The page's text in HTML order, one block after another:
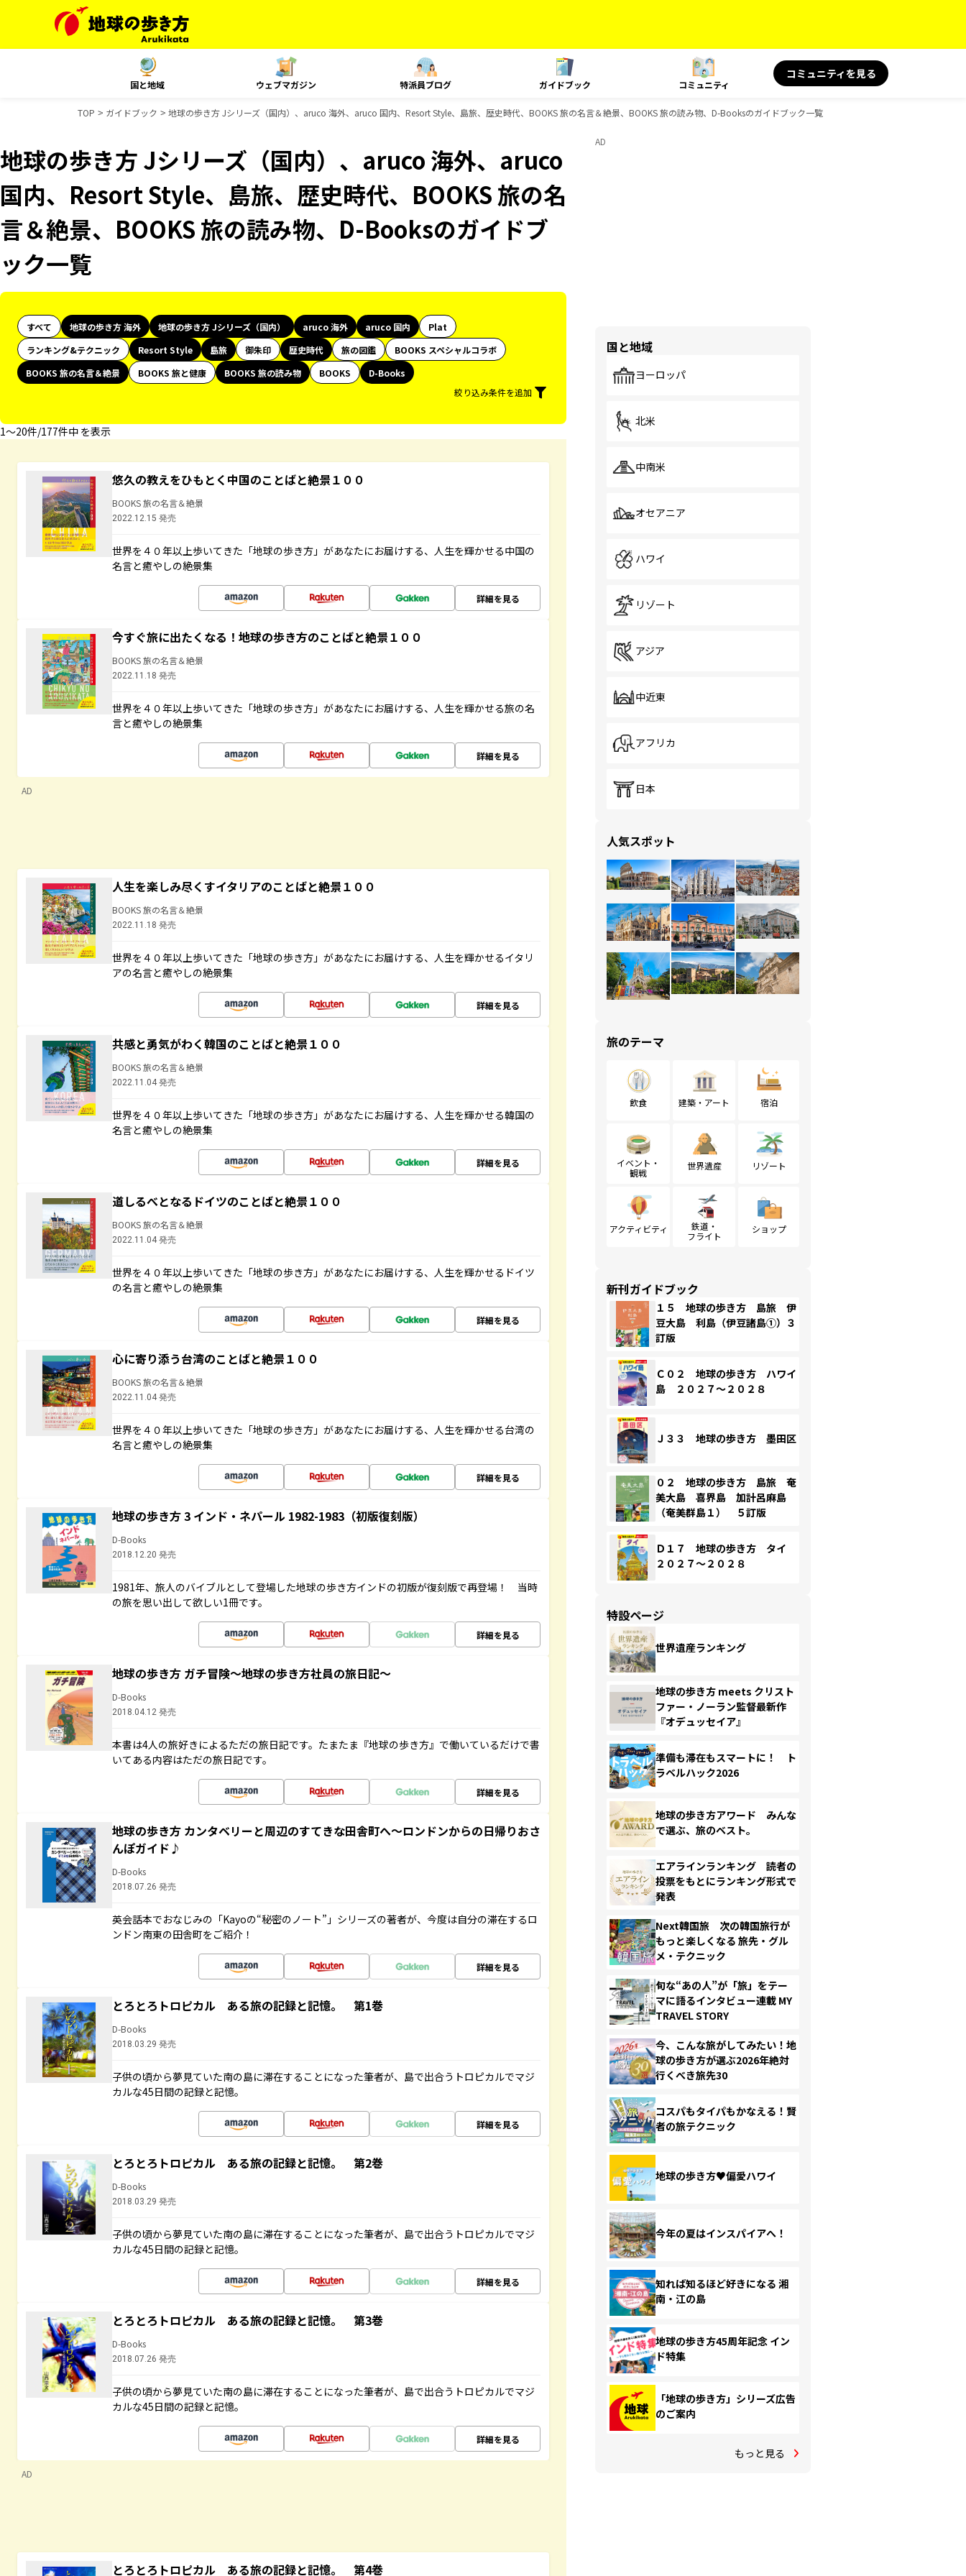
国と地域 ウェブマガジン 特派員ブログ ガイドブック コミュニティ
コミュニティを見る
TOP ガイドブック 地球の歩き方 Jシリーズ（国内）、aruco 海外、aruco 国内、Resort Style、島旅、歴史時代、BOOKS 旅の名言＆絶景、BOOKS 旅の読み物、D-Booksのガイドブック一覧
地球の歩き方 Jシリーズ（国内）、aruco 海外、aruco
国内、Resort Style、島旅、歴史時代、BOOKS 旅の名
言＆絶景、BOOKS 旅の読み物、D-Booksのガイドブ
ック一覧
すべて 地球の歩き方 海外 地球の歩き方 Jシリーズ（国内） aruco 海外 aruco 国内
Plat
ランキング&テクニック
Resort Style 島旅 御朱印 歴史時代 旅の図鑑
BOOKS スペシャルコラボ
BOOKS 旅の名言＆絶景
BOOKS 旅と健康 BOOKS 旅の読み物 BOOKS
D-Books
絞り込み条件を追加
1〜20件/177件中 を表示
悠久の教えをひもとく中国のことばと絶景１００
BOOKS 旅の名言＆絶景
2022.12.15 発売
世界を４０年以上歩いてきた「地球の歩き方」があなたにお届けする、人生を輝かせる中国の
名言と癒やしの絶景集
詳細を見る
今すぐ旅に出たくなる！地球の歩き方のことばと絶景１００
BOOKS 旅の名言＆絶景
2022.11.18 発売
世界を４０年以上歩いてきた「地球の歩き方」があなたにお届けする、人生を輝かせる旅の名
言と癒やしの絶景集
詳細を見る
AD
人生を楽しみ尽くすイタリアのことばと絶景１００
BOOKS 旅の名言＆絶景
2022.11.18 発売
世界を４０年以上歩いてきた「地球の歩き方」があなたにお届けする、人生を輝かせるイタリ
アの名言と癒やしの絶景集
詳細を見る
共感と勇気がわく韓国のことばと絶景１００
BOOKS 旅の名言＆絶景
2022.11.04 発売
世界を４０年以上歩いてきた「地球の歩き方」があなたにお届けする、人生を輝かせる韓国の
名言と癒やしの絶景集
詳細を見る
道しるべとなるドイツのことばと絶景１００
BOOKS 旅の名言＆絶景
2022.11.04 発売
世界を４０年以上歩いてきた「地球の歩き方」があなたにお届けする、人生を輝かせるドイツ
の名言と癒やしの絶景集
詳細を見る
心に寄り添う台湾のことばと絶景１００
BOOKS 旅の名言＆絶景
2022.11.04 発売
世界を４０年以上歩いてきた「地球の歩き方」があなたにお届けする、人生を輝かせる台湾の
名言と癒やしの絶景集
詳細を見る
地球の歩き方 3 インド・ネパール 1982-1983（初版復刻版）
D-Books
2018.12.20 発売
1981年、旅人のバイブルとして登場した地球の歩き方インドの初版が復刻版で再登場！ 当時
の旅を思い出して欲しい1冊です。
詳細を見る
地球の歩き方 ガチ冒険～地球の歩き方社員の旅日記～
D-Books
2018.04.12 発売
本書は4人の旅好きによるただの旅日記です。たまたま『地球の歩き方』で働いているだけで書
いてある内容はただの旅日記です。
詳細を見る
地球の歩き方 カンタベリーと周辺のすてきな田舎町へ～ロンドンからの日帰りおさ
んぽガイド♪
D-Books
2018.07.26 発売
英会話本でおなじみの「Kayoの“秘密のノート”」シリーズの著者が、今度は自分の滞在するロ
ンドン南東の田舎町をご紹介！
詳細を見る
とろとろトロピカル ある旅の記録と記憶。 第1巻
D-Books
2018.03.29 発売
子供の頃から夢見ていた南の島に滞在することになった筆者が、島で出合うトロピカルでマジ
カルな45日間の記録と記憶。
詳細を見る
とろとろトロピカル ある旅の記録と記憶。 第2巻
D-Books
2018.03.29 発売
子供の頃から夢見ていた南の島に滞在することになった筆者が、島で出合うトロピカルでマジ
カルな45日間の記録と記憶。
詳細を見る
とろとろトロピカル ある旅の記録と記憶。 第3巻
D-Books
2018.07.26 発売
子供の頃から夢見ていた南の島に滞在することになった筆者が、島で出合うトロピカルでマジ
カルな45日間の記録と記憶。
詳細を見る
AD
とろとろトロピカル ある旅の記録と記憶。 第4巻
AD
国と地域
ヨーロッパ
北米
中南米
オセアニア
ハワイ
リゾート
アジア
中近東
アフリカ
日本
人気スポット
旅のテーマ
飲食 建築・アート 宿泊
イベント・
観戦
世界遺産 リゾート
アクティビティ
鉄道・
フライト
ショップ
新刊ガイドブック
１５ 地球の歩き方 島旅 伊
豆大島 利島（伊豆諸島①）３
訂版
Ｃ０２ 地球の歩き方 ハワイ
島 ２０２７～２０２８
Ｊ３３ 地球の歩き方 墨田区
０２ 地球の歩き方 島旅 奄
美大島 喜界島 加計呂麻島
（奄美群島１） ５訂版
Ｄ１７ 地球の歩き方 タイ
２０２７～２０２８
特設ページ
世界遺産ランキング
地球の歩き方 meets クリスト
ファー・ノーラン監督最新作
『オデュッセイア』
準備も滞在もスマートに！ ト
ラベルハック2026
地球の歩き方アワード みんな
で選ぶ、旅のベスト。
エアラインランキング 読者の
投票をもとにランキング形式で
発表
Next韓国旅 次の韓国旅行が
もっと楽しくなる 旅先・グル
メ・テクニック
旬な“あの人”が「旅」をテー
マに語るインタビュー連載 MY
TRAVEL STORY
今、こんな旅がしてみたい！地
球の歩き方が選ぶ2026年絶対
行くべき旅先30
コスパもタイパもかなえる！賢
者の旅テクニック
地球の歩き方♥偏愛ハワイ
今年の夏はインスパイアへ！
知れば知るほど好きになる 湘
南・江の島
地球の歩き方45周年記念 イン
ド特集
「地球の歩き方」シリーズ広告
のご案内
もっと見る